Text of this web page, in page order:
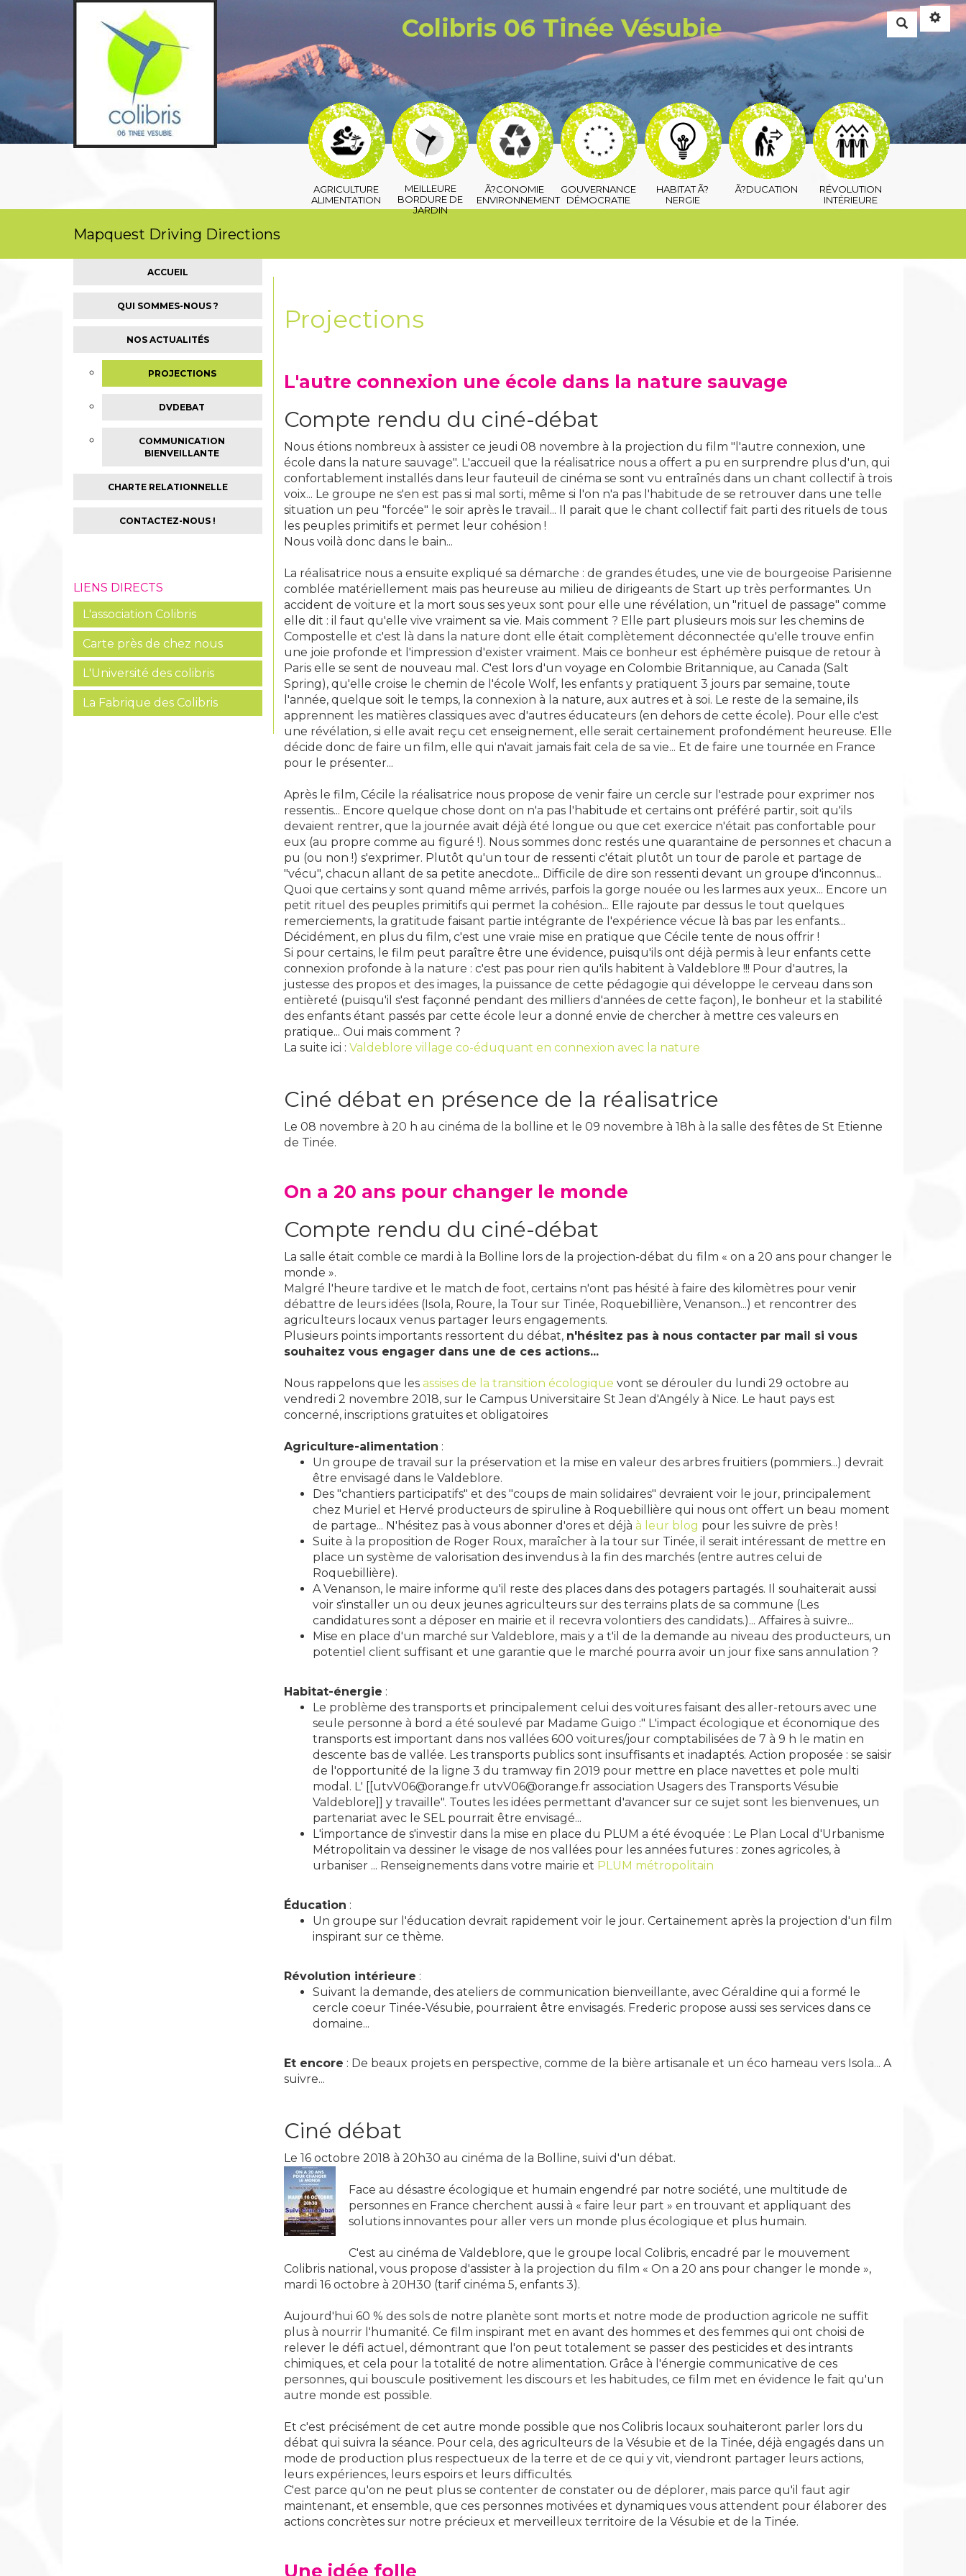
Rechercher
Colibris 06 Tinée Vésubie
Mapquest Driving Directions
AGRICULTURE
ALIMENTATION
MEILLEURE
BORDURE DE
JARDIN
Ã?CONOMIE
ENVIRONNEMENT
GOUVERNANCE
DÉMOCRATIE
HABITAT Ã?
NERGIE
Ã?DUCATION
RÉVOLUTION
INTÉRIEURE
ACCUEIL
QUI SOMMES-NOUS ?
NOS ACTUALITÉS
PROJECTIONS
DVDEBAT
COMMUNICATION
BIENVEILLANTE
CHARTE RELATIONNELLE
CONTACTEZ-NOUS !
LIENS DIRECTS
L'association Colibris
Carte près de chez nous
L'Université des colibris
La Fabrique des Colibris
Projections
L'autre connexion une école dans la nature sauvage
Compte rendu du ciné-débat
Nous étions nombreux à assister ce jeudi 08 novembre à la projection du film "l'autre connexion, une
école dans la nature sauvage". L'accueil que la réalisatrice nous a offert a pu en surprendre plus d'un, qui
confortablement installés dans leur fauteuil de cinéma se sont vu entraînés dans un chant collectif à trois
voix... Le groupe ne s'en est pas si mal sorti, même si l'on n'a pas l'habitude de se retrouver dans une telle
situation un peu "forcée" le soir après le travail... Il parait que le chant collectif fait parti des rituels de tous
les peuples primitifs et permet leur cohésion !
Nous voilà donc dans le bain...
La réalisatrice nous a ensuite expliqué sa démarche : de grandes études, une vie de bourgeoise Parisienne
comblée matériellement mais pas heureuse au milieu de dirigeants de Start up très performantes. Un
accident de voiture et la mort sous ses yeux sont pour elle une révélation, un "rituel de passage" comme
elle dit : il faut qu'elle vive vraiment sa vie. Mais comment ? Elle part plusieurs mois sur les chemins de
Compostelle et c'est là dans la nature dont elle était complètement déconnectée qu'elle trouve enfin
une joie profonde et l'impression d'exister vraiment. Mais ce bonheur est éphémère puisque de retour à
Paris elle se sent de nouveau mal. C'est lors d'un voyage en Colombie Britannique, au Canada (Salt
Spring), qu'elle croise le chemin de l'école Wolf, les enfants y pratiquent 3 jours par semaine, toute
l'année, quelque soit le temps, la connexion à la nature, aux autres et à soi. Le reste de la semaine, ils
apprennent les matières classiques avec d'autres éducateurs (en dehors de cette école). Pour elle c'est
une révélation, si elle avait reçu cet enseignement, elle serait certainement profondément heureuse. Elle
décide donc de faire un film, elle qui n'avait jamais fait cela de sa vie... Et de faire une tournée en France
pour le présenter...
Après le film, Cécile la réalisatrice nous propose de venir faire un cercle sur l'estrade pour exprimer nos
ressentis... Encore quelque chose dont on n'a pas l'habitude et certains ont préféré partir, soit qu'ils
devaient rentrer, que la journée avait déjà été longue ou que cet exercice n'était pas confortable pour
eux (au propre comme au figuré !). Nous sommes donc restés une quarantaine de personnes et chacun a
pu (ou non !) s'exprimer. Plutôt qu'un tour de ressenti c'était plutôt un tour de parole et partage de
"vécu", chacun allant de sa petite anecdote... Difficile de dire son ressenti devant un groupe d'inconnus...
Quoi que certains y sont quand même arrivés, parfois la gorge nouée ou les larmes aux yeux... Encore un
petit rituel des peuples primitifs qui permet la cohésion... Elle rajoute par dessus le tout quelques
remerciements, la gratitude faisant partie intégrante de l'expérience vécue là bas par les enfants...
Décidément, en plus du film, c'est une vraie mise en pratique que Cécile tente de nous offrir !
Si pour certains, le film peut paraître être une évidence, puisqu'ils ont déjà permis à leur enfants cette
connexion profonde à la nature : c'est pas pour rien qu'ils habitent à Valdeblore !!! Pour d'autres, la
justesse des propos et des images, la puissance de cette pédagogie qui développe le cerveau dans son
entièreté (puisqu'il s'est façonné pendant des milliers d'années de cette façon), le bonheur et la stabilité
des enfants étant passés par cette école leur a donné envie de chercher à mettre ces valeurs en
pratique... Oui mais comment ?
La suite ici : Valdeblore village co-éduquant en connexion avec la nature
Ciné débat en présence de la réalisatrice
Le 08 novembre à 20 h au cinéma de la bolline et le 09 novembre à 18h à la salle des fêtes de St Etienne
de Tinée.
On a 20 ans pour changer le monde
Compte rendu du ciné-débat
La salle était comble ce mardi à la Bolline lors de la projection-débat du film « on a 20 ans pour changer le
monde ».
Malgré l'heure tardive et le match de foot, certains n'ont pas hésité à faire des kilomètres pour venir
débattre de leurs idées (Isola, Roure, la Tour sur Tinée, Roquebillière, Venanson...) et rencontrer des
agriculteurs locaux venus partager leurs engagements.
Plusieurs points importants ressortent du débat, n'hésitez pas à nous contacter par mail si vous
souhaitez vous engager dans une de ces actions...
Nous rappelons que les assises de la transition écologique vont se dérouler du lundi 29 octobre au
vendredi 2 novembre 2018, sur le Campus Universitaire St Jean d'Angély à Nice. Le haut pays est
concerné, inscriptions gratuites et obligatoires
Agriculture-alimentation :
Un groupe de travail sur la préservation et la mise en valeur des arbres fruitiers (pommiers...) devrait
être envisagé dans le Valdeblore.
Des "chantiers participatifs" et des "coups de main solidaires" devraient voir le jour, principalement
chez Muriel et Hervé producteurs de spiruline à Roquebillière qui nous ont offert un beau moment
de partage... N'hésitez pas à vous abonner d'ores et déjà à leur blog pour les suivre de près !
Suite à la proposition de Roger Roux, maraîcher à la tour sur Tinée, il serait intéressant de mettre en
place un système de valorisation des invendus à la fin des marchés (entre autres celui de
Roquebillière).
A Venanson, le maire informe qu'il reste des places dans des potagers partagés. Il souhaiterait aussi
voir s'installer un ou deux jeunes agriculteurs sur des terrains plats de sa commune (Les
candidatures sont a déposer en mairie et il recevra volontiers des candidats.)... Affaires à suivre...
Mise en place d'un marché sur Valdeblore, mais y a t'il de la demande au niveau des producteurs, un
potentiel client suffisant et une garantie que le marché pourra avoir un jour fixe sans annulation ?
Habitat-énergie :
Le problème des transports et principalement celui des voitures faisant des aller-retours avec une
seule personne à bord a été soulevé par Madame Guigo :" L'impact écologique et économique des
transports est important dans nos vallées 600 voitures/jour comptabilisées de 7 à 9 h le matin en
descente bas de vallée. Les transports publics sont insuffisants et inadaptés. Action proposée : se saisir
de l'opportunité de la ligne 3 du tramway fin 2019 pour mettre en place navettes et pole multi
modal. L' [[utvV06@orange.fr utvV06@orange.fr association Usagers des Transports Vésubie
Valdeblore]] y travaille". Toutes les idées permettant d'avancer sur ce sujet sont les bienvenues, un
partenariat avec le SEL pourrait être envisagé...
L'importance de s'investir dans la mise en place du PLUM a été évoquée : Le Plan Local d'Urbanisme
Métropolitain va dessiner le visage de nos vallées pour les années futures : zones agricoles, à
urbaniser ... Renseignements dans votre mairie et PLUM métropolitain
Éducation :
Un groupe sur l'éducation devrait rapidement voir le jour. Certainement après la projection d'un film
inspirant sur ce thème.
Révolution intérieure :
Suivant la demande, des ateliers de communication bienveillante, avec Géraldine qui a formé le
cercle coeur Tinée-Vésubie, pourraient être envisagés. Frederic propose aussi ses services dans ce
domaine...
Et encore : De beaux projets en perspective, comme de la bière artisanale et un éco hameau vers Isola... A
suivre...
Ciné débat
Le 16 octobre 2018 à 20h30 au cinéma de la Bolline, suivi d'un débat.
Face au désastre écologique et humain engendré par notre société, une multitude de
personnes en France cherchent aussi à « faire leur part » en trouvant et appliquant des
solutions innovantes pour aller vers un monde plus écologique et plus humain.
C'est au cinéma de Valdeblore, que le groupe local Colibris, encadré par le mouvement
Colibris national, vous propose d'assister à la projection du film « On a 20 ans pour changer le monde »,
mardi 16 octobre à 20H30 (tarif cinéma 5, enfants 3).
Aujourd'hui 60 % des sols de notre planète sont morts et notre mode de production agricole ne suffit
plus à nourrir l'humanité. Ce film inspirant met en avant des hommes et des femmes qui ont choisi de
relever le défi actuel, démontrant que l'on peut totalement se passer des pesticides et des intrants
chimiques, et cela pour la totalité de notre alimentation. Grâce à l'énergie communicative de ces
personnes, qui bouscule positivement les discours et les habitudes, ce film met en évidence le fait qu'un
autre monde est possible.
Et c'est précisément de cet autre monde possible que nos Colibris locaux souhaiteront parler lors du
débat qui suivra la séance. Pour cela, des agriculteurs de la Vésubie et de la Tinée, déjà engagés dans un
mode de production plus respectueux de la terre et de ce qui y vit, viendront partager leurs actions,
leurs expériences, leurs espoirs et leurs difficultés.
C'est parce qu'on ne peut plus se contenter de constater ou de déplorer, mais parce qu'il faut agir
maintenant, et ensemble, que ces personnes motivées et dynamiques vous attendent pour élaborer des
actions concrètes sur notre précieux et merveilleux territoire de la Vésubie et de la Tinée.
Une idée folle